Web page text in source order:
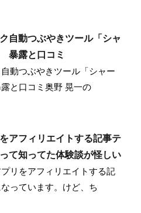
自動つぶやきツール「シャ
露と口コミ
動つぶやきツール「シャー
と口コミ奥野 晃一の
アフィリエイトする記事テ
て知ってた体験談が怪しい
リをアフィリエイトする記
っています。けど、ち